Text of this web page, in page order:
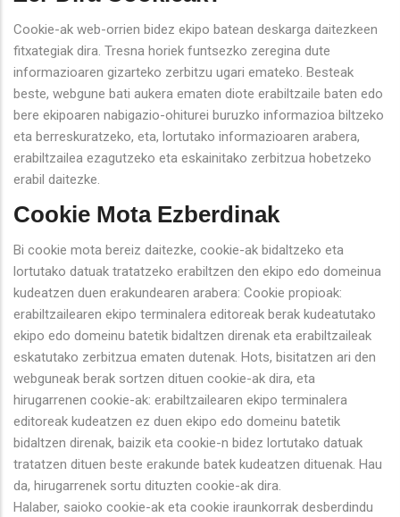
Cookie-ak web-orrien bidez ekipo batean deskarga daitezkeen
fitxategiak dira. Tresna horiek funtsezko zeregina dute
informazioaren gizarteko zerbitzu ugari emateko. Besteak
beste, webgune bati aukera ematen diote erabiltzaile baten edo
bere ekipoaren nabigazio-ohiturei buruzko informazioa biltzeko
eta berreskuratzeko, eta, lortutako informazioaren arabera,
erabiltzailea ezagutzeko eta eskainitako zerbitzua hobetzeko
erabil daitezke.
Cookie Mota Ezberdinak
Bi cookie mota bereiz daitezke, cookie-ak bidaltzeko eta
lortutako datuak tratatzeko erabiltzen den ekipo edo domeinua
kudeatzen duen erakundearen arabera: Cookie propioak:
erabiltzailearen ekipo terminalera editoreak berak kudeatutako
ekipo edo domeinu batetik bidaltzen direnak eta erabiltzaileak
eskatutako zerbitzua ematen dutenak. Hots, bisitatzen ari den
webguneak berak sortzen dituen cookie-ak dira, eta
hirugarrenen cookie-ak: erabiltzailearen ekipo terminalera
editoreak kudeatzen ez duen ekipo edo domeinu batetik
bidaltzen direnak, baizik eta cookie-n bidez lortutako datuak
tratatzen dituen beste erakunde batek kudeatzen dituenak. Hau
da, hirugarrenek sortu dituzten cookie-ak dira.
Halaber, saioko cookie-ak eta cookie iraunkorrak desberdindu